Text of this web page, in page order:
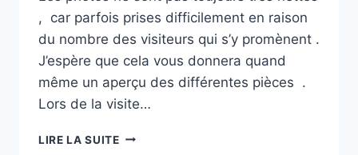
, car parfois prises difficilement en raison
du nombre des visiteurs qui s’y promènent .
J’espère que cela vous donnera quand
même un aperçu des différentes pièces .
Lors de la visite…
LIRE LA SUITELANHYDROC